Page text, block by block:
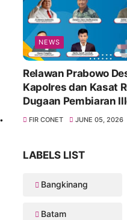
NEWS
Relawan Prabowo
Kapolres dan Kasat
Dugaan Pembiaran
Lambannya
FIR CONET JUNE 05, 2026
LABELS LIST
Bangkinang
Batam